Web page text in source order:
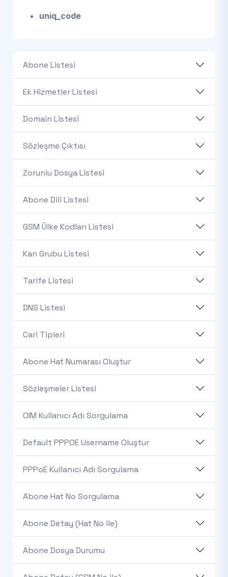
uniq_code
Abone Listesi
Ek Hizmetler Listesi
Domain Listesi
Sözleşme Çıktısı
Zorunlu Dosya Listesi
Abone Dili Listesi
GSM Ülke Kodları Listesi
Kan Grubu Listesi
Tarife Listesi
DNS Listesi
Cari Tipleri
Abone Hat Numarası Oluştur
Sözleşmeler Listesi
OIM Kullanıcı Adı Sorgulama
Default PPPOE Username Oluştur
PPPoE Kullanıcı Adı Sorgulama
Abone Hat No Sorgulama
Abone Detay (Hat No ile)
Abone Dosya Durumu